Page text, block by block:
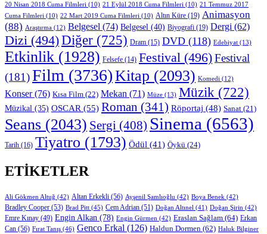
20 Nisan 2018 Cuma Filmleri (10) 21 Eylül 2018 Cuma Filmleri (10) 21 Temmuz 2017
Cuma Filmleri (10) 22 Mart 2019 Cuma Filmleri (10) Altın Küre (19) Animasyon
(88) Araştırma (12) Belgesel (74) Belgesel (40) Biyografi (19) Dergi (62)
Dizi (494)Diğer (725) Dram (15) DVD (118) Edebiyat (13)
Etkinlik (1928) Felsefe (14) Festival (496)Festival
(181)Film (3736)Kitap (2093) Komedi (12)
Konser(76) Kısa Film (22) Mekan (71) Müze (13) Müzik (722)
Müzikal (35) OSCAR (55) Roman (341) Röportaj (48) Sanat (21)
Seans (2043) Sergi (408) Sinema (6563)
Tarih (16) Tiyatro (1793) Ödül (41) Öykü (24)
ETIKETLER
Ali Gökmen Altuğ (42) Altan Erkekli (56) Ayşenil Şamlıoğlu (42) Boya Benek (42)
Bradley Cooper (53) Brad Pitt (45) Cem Adrian (51) Doğan Altınel (41) Doğan Şirin (42)
Emre Kınay (49) Engin Alkan (78) Engin Gürmen (42) Eraslan Sağlam (64) Erkan
Can (56) Fırat Tanış (46) Genco Erkal (126) Haldun Dormen (62) Haluk Bilginer